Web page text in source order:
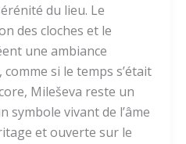
du lieu. Le
des cloches et le
une ambiance
si le temps s’était
Mileševa reste un
symbole vivant de l’âme
et ouverte sur le